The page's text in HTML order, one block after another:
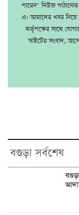
পারেন" নিউজ
এ। আমাদের খবর নিয়ে
কর্তৃপক্ষের সাথে
সাইটের সংবাদ,
বগুড়া সর্বশেষ